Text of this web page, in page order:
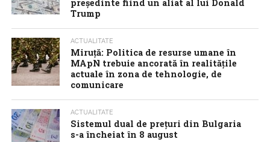
preşedinte fiind un aliat al lui Donald
Trump
ACTUALITATE
Miruță: Politica de resurse umane în
MApN trebuie ancorată în realitățile
actuale în zona de tehnologie, de
comunicare
ACTUALITATE
Sistemul dual de prețuri din Bulgaria
s-a încheiat în 8 august